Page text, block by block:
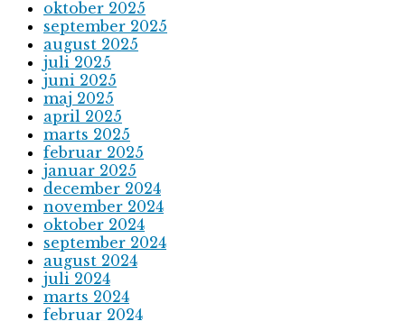
oktober 2025
september 2025
august 2025
juli 2025
juni 2025
maj 2025
april 2025
marts 2025
februar 2025
januar 2025
december 2024
november 2024
oktober 2024
september 2024
august 2024
juli 2024
marts 2024
februar 2024